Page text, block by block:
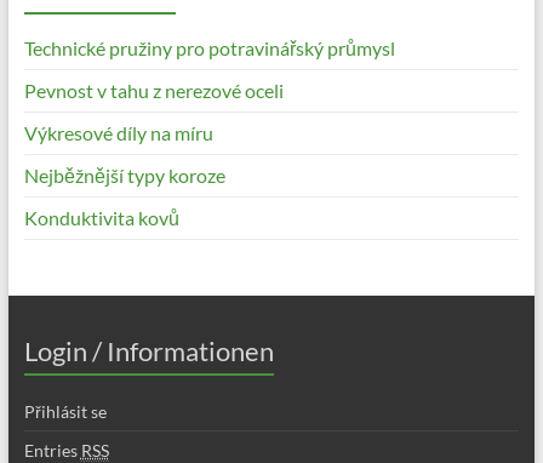
Technické pružiny pro potravinářský průmysl
Pevnost v tahu z nerezové oceli
Výkresové díly na míru
Nejběžnější typy koroze
Konduktivita kovů
Login / Informationen
Přihlásit se
Entries RSS